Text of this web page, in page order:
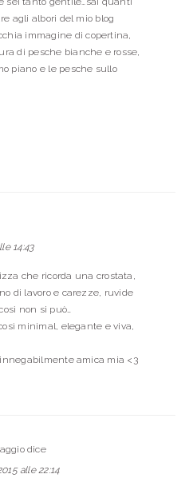
agli albori del mio blog
immagine di copertina,
di pesche bianche e rosse,
piano e le pesche sullo
14:43
che ricorda una crostata,
di lavoro e carezze, ruvide
non si può…
minimal, elegante e viva,
amica mia <3
dice
alle 22:14